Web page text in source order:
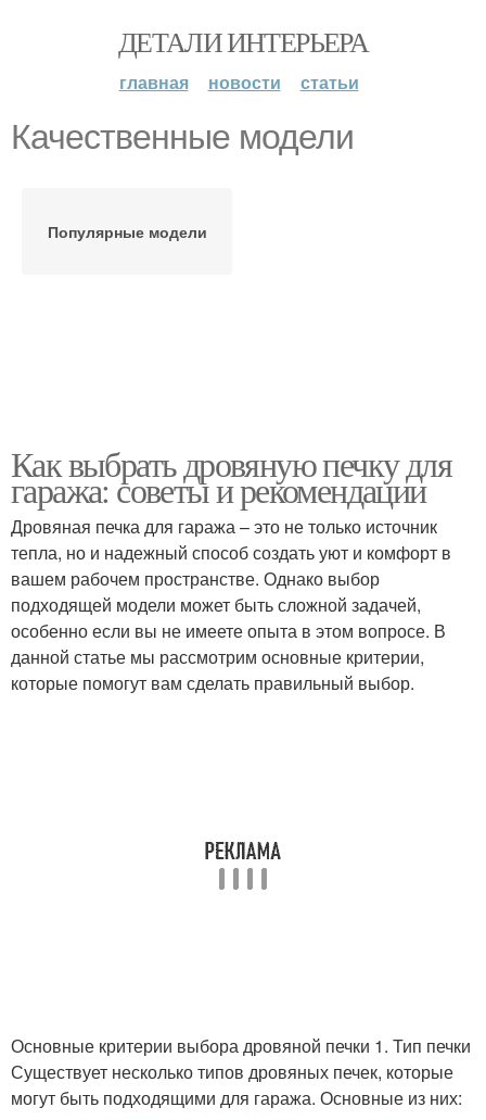
ДЕТАЛИ ИНТЕРЬЕРА
главная новости статьи
Качественные модели
Популярные модели
Как выбрать дровяную печку для
гаража: советы и рекомендации
Дровяная печка для гаража – это не только источник
тепла, но и надежный способ создать уют и комфорт в
вашем рабочем пространстве. Однако выбор
подходящей модели может быть сложной задачей,
особенно если вы не имеете опыта в этом вопросе. В
данной статье мы рассмотрим основные критерии,
которые помогут вам сделать правильный выбор.
Основные критерии выбора дровяной печки 1. Тип печки
Существует несколько типов дровяных печек, которые
могут быть подходящими для гаража. Основные из них: